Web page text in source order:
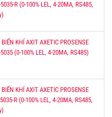
R (0-100% LEL, 4-20MA, RS485,
KHÍ AXIT AXETIC PROSENSE
(0-100% LEL, 4-20MA, RS485)
KHÍ AXIT AXETIC PROSENSE
R (0-100% LEL, 4-20MA, RS485,